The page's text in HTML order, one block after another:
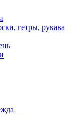
гетры, рукава